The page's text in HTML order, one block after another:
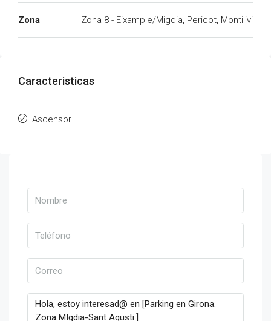
Zona Zona 8 - Eixample/Migdia, Pericot, Montilivi
Caracteristicas
Ascensor